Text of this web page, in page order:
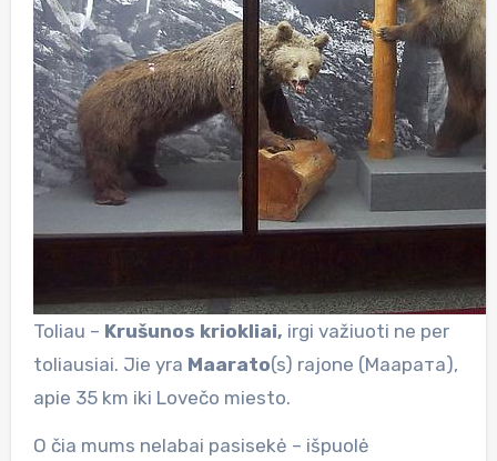
Toliau – Krušunos kriokliai, irgi važiuoti ne per
toliausiai. Jie yra Maarato(s) rajone (Маарата),
apie 35 km iki Lovečo miesto.
O čia mums nelabai pasisekė – išpuolė